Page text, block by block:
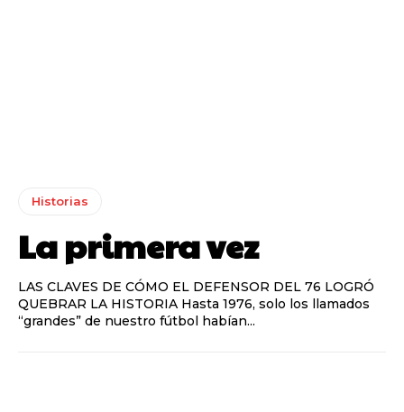
Historias
La primera vez
LAS CLAVES DE CÓMO EL DEFENSOR DEL 76 LOGRÓ
QUEBRAR LA HISTORIA Hasta 1976, solo los llamados
“grandes” de nuestro fútbol habían...